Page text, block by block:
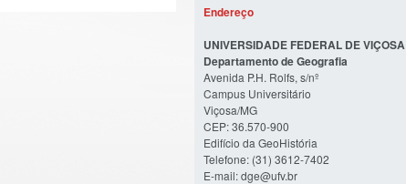
Endereço
UNIVERSIDADE FEDERAL DE VIÇOSA
Departamento de Geografia
Avenida P.H. Rolfs, s/nº
Campus Universitário
Viçosa/MG
CEP: 36.570-900
Edifício da GeoHistória
Telefone: (31) 3612-7402
E-mail: dge@ufv.br